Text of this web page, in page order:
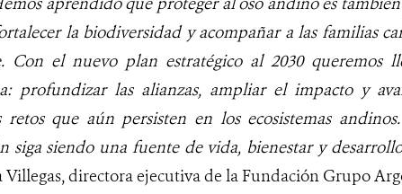
la biodiversidad y acompañar a las familias
Con el nuevo plan estratégico al 2030 queremos
profundizar las alianzas, ampliar el impacto y
retos que aún persisten en los ecosistemas
siga siendo una fuente de vida, bienestar y
directora ejecutiva de la Fundación Grupo